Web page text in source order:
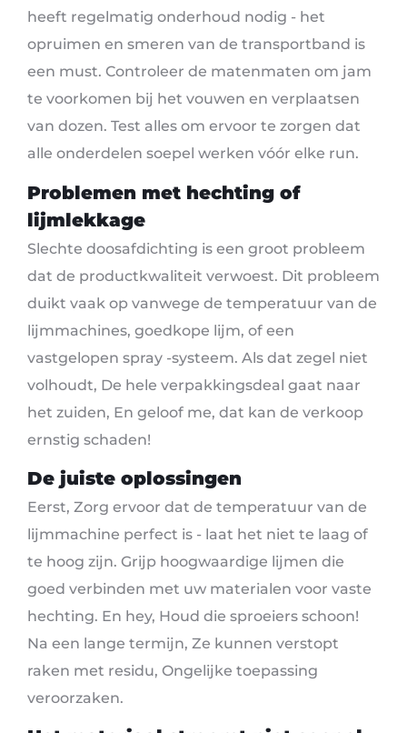
heeft regelmatig onderhoud nodig - het
opruimen en smeren van de transportband is
een must. Controleer de matenmaten om jam
te voorkomen bij het vouwen en verplaatsen
van dozen. Test alles om ervoor te zorgen dat
alle onderdelen soepel werken vóór elke run.
Problemen met hechting of
lijmlekkage
Slechte doosafdichting is een groot probleem
dat de productkwaliteit verwoest. Dit probleem
duikt vaak op vanwege de temperatuur van de
lijmmachines, goedkope lijm, of een
vastgelopen spray -systeem. Als dat zegel niet
volhoudt, De hele verpakkingsdeal gaat naar
het zuiden, En geloof me, dat kan de verkoop
ernstig schaden!
De juiste oplossingen
Eerst, Zorg ervoor dat de temperatuur van de
lijmmachine perfect is - laat het niet te laag of
te hoog zijn. Grijp hoogwaardige lijmen die
goed verbinden met uw materialen voor vaste
hechting. En hey, Houd die sproeiers schoon!
Na een lange termijn, Ze kunnen verstopt
raken met residu, Ongelijke toepassing
veroorzaken.